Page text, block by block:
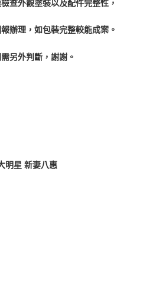
用本公司帳單繳交帳款。
予台灣大哥大進項蒐集、處理及利用，
查外觀塗裝以及配件完整性，
辦理，如包裝完整較能成案。
另外判斷，謝謝。
明星 新妻八惠